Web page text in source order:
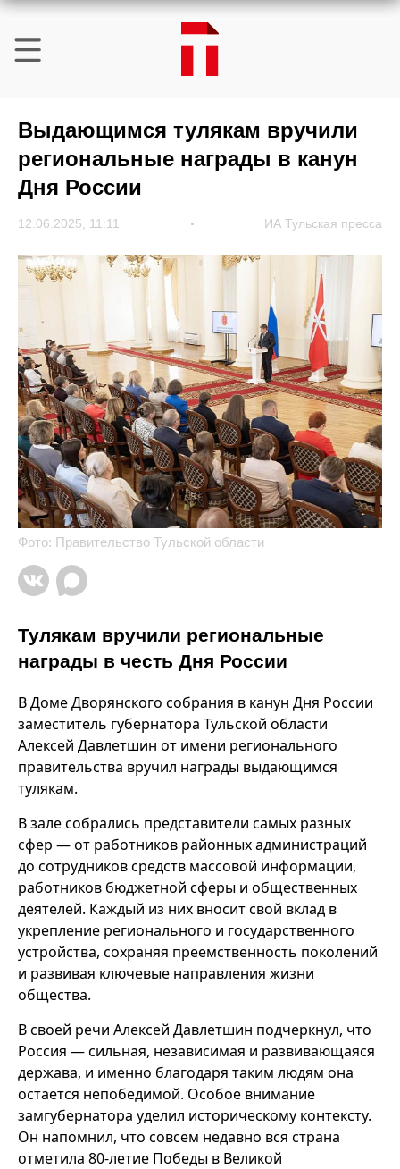
Выдающимся тулякам вручили
региональные награды в канун
Дня России
12.06.2025, 11:11 ИА Тульская пресса
Фото: Правительство Тульской области
Тулякам вручили региональные
награды в честь Дня России
В Доме Дворянского собрания в канун Дня России
заместитель губернатора Тульской области
Алексей Давлетшин от имени регионального
правительства вручил награды выдающимся
тулякам.
В зале собрались представители самых разных
сфер — от работников районных администраций
до сотрудников средств массовой информации,
работников бюджетной сферы и общественных
деятелей. Каждый из них вносит свой вклад в
укрепление регионального и государственного
устройства, сохраняя преемственность поколений
и развивая ключевые направления жизни
общества.
В своей речи Алексей Давлетшин подчеркнул, что
Россия — сильная, независимая и развивающаяся
держава, и именно благодаря таким людям она
остается непобедимой. Особое внимание
замгубернатора уделил историческому контексту.
Он напомнил, что совсем недавно вся страна
отметила 80-летие Победы в Великой